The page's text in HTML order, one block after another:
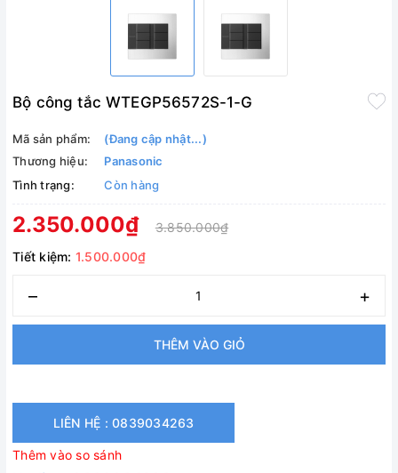
Bộ công tắc WTEGP56572S-1-G
Mã sản phẩm:
(Đang cập nhật...)
Thương hiệu:
Panasonic
Tình trạng:
Còn hàng
2.350.000₫
3.850.000₫
Tiết kiệm: 1.500.000₫
– +
THÊM VÀO GIỎ
LIÊN HỆ : 0839034263
Thêm vào so sánh